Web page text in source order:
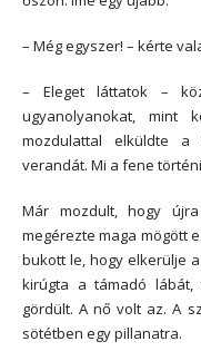
– Még egyszer! – kérte
– Eleget láttatok –
ugyanolyanokat, mint
mozdulattal elküldte
verandát. Mi a fene
Már mozdult, hogy
megérezte maga mögött
bukott le, hogy elkerülje
kirúgta a támadó
gördült. A nő volt az. A
sötétben egy pillanatra.